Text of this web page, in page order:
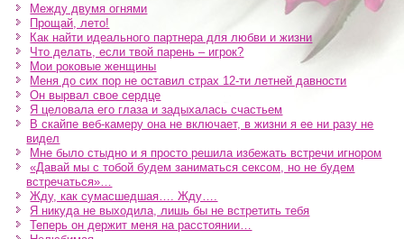
Между двумя огнями
Прощай, лето!
Как найти идеального партнера для любви и жизни
Что делать, если твой парень – игрок?
Мои роковые женщины
Меня до сих пор не оставил страх 12-ти летней давности
Он вырвал свое сердце
Я целовала его глаза и задыхалась счастьем
В скайпе веб-камеру она не включает, в жизни я ее ни разу не
видел
Мне было стыдно и я просто решила избежать встречи игнором
«Давай мы с тобой будем заниматься сексом, но не будем
встречаться»…
Жду, как сумасшедшая…. Жду….
Я никуда не выходила, лишь бы не встретить тебя
Теперь он держит меня на расстоянии…